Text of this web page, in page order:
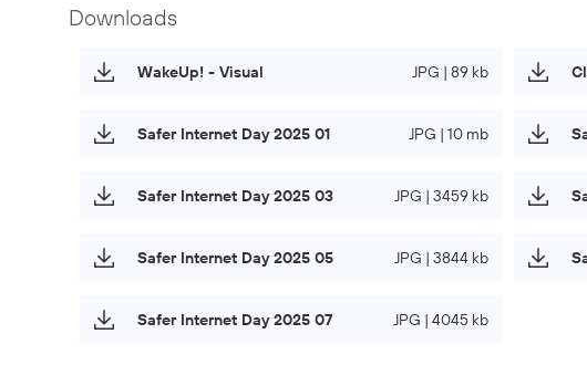
Downloads
WakeUp! - Visual JPG | 89 kb
Safer Internet Day 2025 01 JPG | 10 mb
Safer Internet Day 2025 03 JPG | 3459 kb
Safer Internet Day 2025 05 JPG | 3844 kb
Safer Internet Day 2025 07 JPG | 4045 kb